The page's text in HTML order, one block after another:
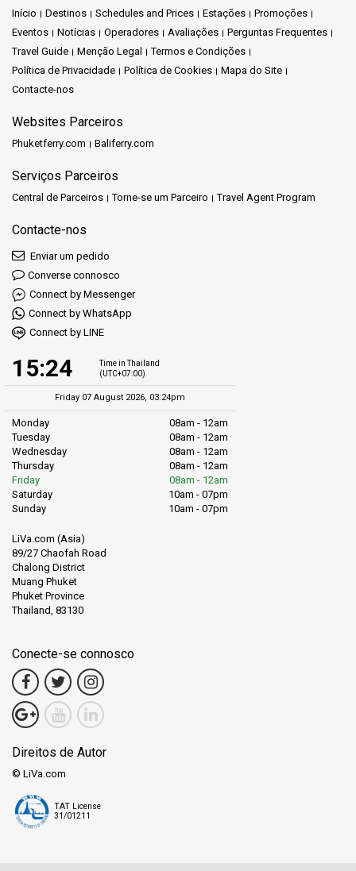
Início Destinos Schedules and Prices Estações
Promoções
Eventos
Notícias Operadores Avaliações
Perguntas Frequentes
Travel Guide
Menção Legal
Termos e Condições
Política de Privacidade
Política de Cookies
Mapa do Site
Contacte-nos
Websites Parceiros
Phuketferry.com Baliferry.com
Serviços Parceiros
Central de Parceiros Torne-se um Parceiro Travel Agent Program
Contacte-nos
Enviar um pedido
Converse connosco
Connect by Messenger
Connect by WhatsApp
Connect by LINE
15:24
Time in Thailand
(UTC+07:00)
Friday 07 August 2026, 03:24pm
Monday
08am - 12am
Tuesday
08am - 12am
Wednesday
08am - 12am
Thursday
08am - 12am
Friday
08am - 12am
Saturday
10am - 07pm
Sunday
10am - 07pm
LiVa.com (Asia)
89/27 Chaofah Road
Chalong District
Muang Phuket
Phuket Province
Thailand, 83130
Conecte-se connosco
Direitos de Autor
© LiVa.com
TAT License
31/01211